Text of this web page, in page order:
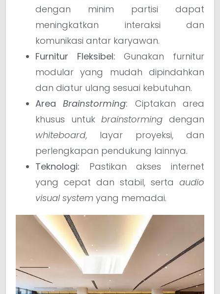
dengan minim partisi dapat
meningkatkan interaksi dan
komunikasi antar karyawan.
Furnitur Fleksibel: Gunakan furnitur
modular yang mudah dipindahkan
dan diatur ulang sesuai kebutuhan.
AreaBrainstorming: Ciptakan area
khusus untukbrainstorming dengan
whiteboard, layar proyeksi, dan
perlengkapan pendukung lainnya.
Teknologi: Pastikan akses internet
yang cepat dan stabil, serta audio
visual system yang memadai.